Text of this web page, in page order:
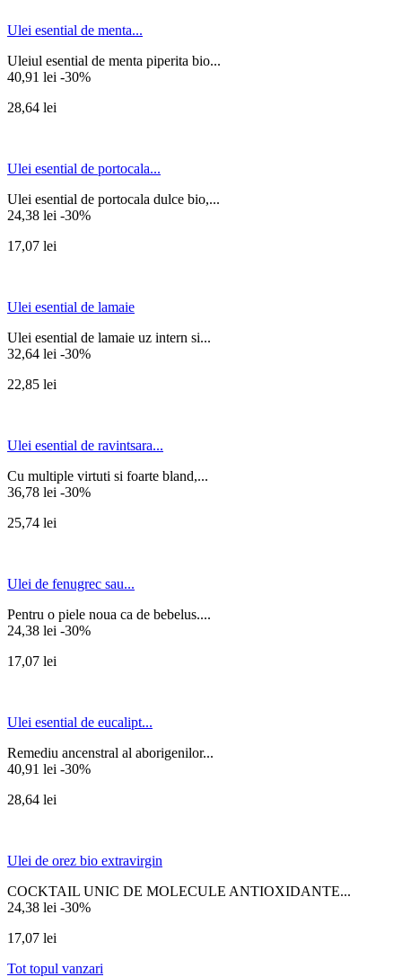
Ulei esential de menta...
Uleiul esential de menta piperita bio...
40,91 lei -30%
28,64 lei
Ulei esential de portocala...
Ulei esential de portocala dulce bio,...
24,38 lei -30%
17,07 lei
Ulei esential de lamaie
Ulei esential de lamaie uz intern si...
32,64 lei -30%
22,85 lei
Ulei esential de ravintsara...
Cu multiple virtuti si foarte bland,...
36,78 lei -30%
25,74 lei
Ulei de fenugrec sau...
Pentru o piele noua ca de bebelus....
24,38 lei -30%
17,07 lei
Ulei esential de eucalipt...
Remediu ancenstral al aborigenilor...
40,91 lei -30%
28,64 lei
Ulei de orez bio extravirgin
COCKTAIL UNIC DE MOLECULE ANTIOXIDANTE...
24,38 lei -30%
17,07 lei
Tot topul vanzari